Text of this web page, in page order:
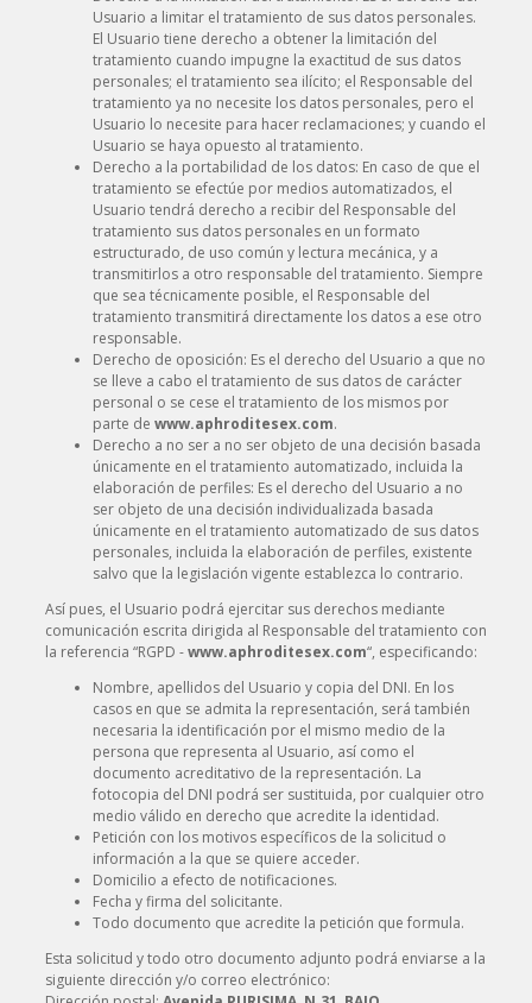
Usuario a limitar el tratamiento de sus datos personales.
El Usuario tiene derecho a obtener la limitación del
tratamiento cuando impugne la exactitud de sus datos
personales; el tratamiento sea ilícito; el Responsable del
tratamiento ya no necesite los datos personales, pero el
Usuario lo necesite para hacer reclamaciones; y cuando el
Usuario se haya opuesto al tratamiento.
Derecho a la portabilidad de los datos: En caso de que el
tratamiento se efectúe por medios automatizados, el
Usuario tendrá derecho a recibir del Responsable del
tratamiento sus datos personales en un formato
estructurado, de uso común y lectura mecánica, y a
transmitirlos a otro responsable del tratamiento. Siempre
que sea técnicamente posible, el Responsable del
tratamiento transmitirá directamente los datos a ese otro
responsable.
Derecho de oposición: Es el derecho del Usuario a que no
se lleve a cabo el tratamiento de sus datos de carácter
personal o se cese el tratamiento de los mismos por
parte de www.aphroditesex.com.
Derecho a no ser a no ser objeto de una decisión basada
únicamente en el tratamiento automatizado, incluida la
elaboración de perfiles: Es el derecho del Usuario a no
ser objeto de una decisión individualizada basada
únicamente en el tratamiento automatizado de sus datos
personales, incluida la elaboración de perfiles, existente
salvo que la legislación vigente establezca lo contrario.
Así pues, el Usuario podrá ejercitar sus derechos mediante
comunicación escrita dirigida al Responsable del tratamiento con
la referencia “RGPD -www.aphroditesex.com“, especificando:
Nombre, apellidos del Usuario y copia del DNI. En los
casos en que se admita la representación, será también
necesaria la identificación por el mismo medio de la
persona que representa al Usuario, así como el
documento acreditativo de la representación. La
fotocopia del DNI podrá ser sustituida, por cualquier otro
medio válido en derecho que acredite la identidad.
Petición con los motivos específicos de la solicitud o
información a la que se quiere acceder.
Domicilio a efecto de notificaciones.
Fecha y firma del solicitante.
Todo documento que acredite la petición que formula.
Esta solicitud y todo otro documento adjunto podrá enviarse a la
siguiente dirección y/o correo electrónico: